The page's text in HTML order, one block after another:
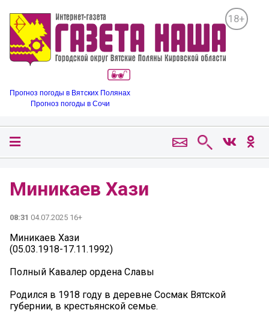
18+
Прогноз погоды в Вятских Полянах
Прогноз погоды в Сочи
Миникаев Хази
08:31 04.07.2025 16+
Миникаев Хази
(05.03.1918-17.11.1992)
Полный Кавалер ордена Славы
Родился в 1918 году в деревне Сосмак Вятской
губернии, в крестьянской семье.